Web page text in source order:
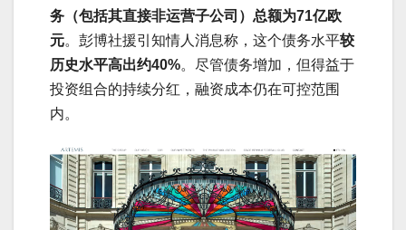
务（包括其直接非运营子公司）总额为71亿欧
元。彭博社援引知情人消息称，这个债务水平较
历史水平高出约40%。尽管债务增加，但得益于
投资组合的持续分红，融资成本仍在可控范围
内。